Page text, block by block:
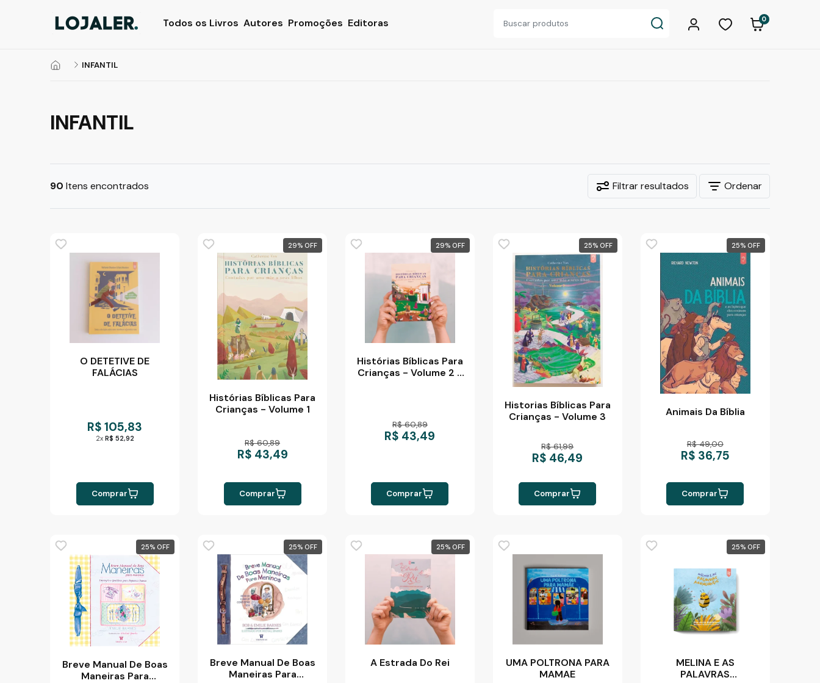
Todos os Livros Autores Promoções Editoras 0
INFANTIL
INFANTIL
90 Itens encontrados Filtrar resultados Ordenar
O DETETIVE DE
FALÁCIAS
R$ 105,83
2x R$ 52,92
Comprar
29%
Histórias Bíblicas Para
Crianças - Volume 1
R$ 60,89
R$ 43,49
Comprar
29%
Histórias Bíblicas Para
Crianças - Volume 2 -
R$ 60,89
R$ 43,49
Comprar
25%
Historias Bíblicas Para
Crianças - Volume 3
R$ 61,99
R$ 46,49
Comprar
25%
Animais Da Bíblia
R$ 49,00
R$ 36,75
Comprar
25%
Breve Manual De Boas
Maneiras Para
25%
Breve Manual De Boas
Maneiras Para
25%
A Estrada Do Rei
UMA POLTRONA PARA
MAMAE
25%
MELINA E AS
PALAVRAS